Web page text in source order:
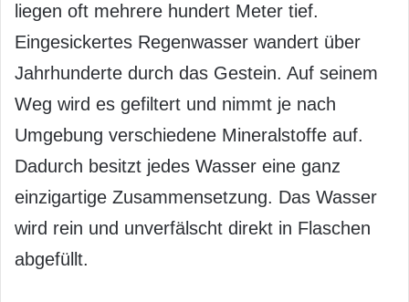
liegen oft mehrere hundert Meter tief.
Eingesickertes Regenwasser wandert über
Jahrhunderte durch das Gestein. Auf seinem
Weg wird es gefiltert und nimmt je nach
Umgebung verschiedene Mineralstoffe auf.
Dadurch besitzt jedes Wasser eine ganz
einzigartige Zusammensetzung. Das Wasser
wird rein und unverfälscht direkt in Flaschen
abgefüllt.